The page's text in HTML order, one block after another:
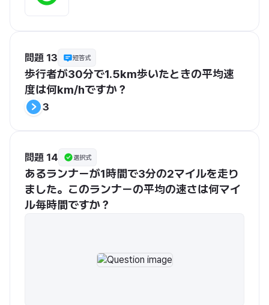
問題 13 短答式
歩行者が30分で1.5km歩いたときの平均速
度は何km/hですか？
3
問題 14 選択式
あるランナーが1時間で3分の2マイルを走り
ました。このランナーの平均の速さは何マイ
ル毎時間ですか？